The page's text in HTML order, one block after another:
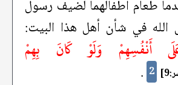
طعام أطفالهما لضيف رسول
الله في شأن أهل هذا البيت:
أَنْفُسِهِمْ وَلَوْ كَانَ بِهِمْ
2
.